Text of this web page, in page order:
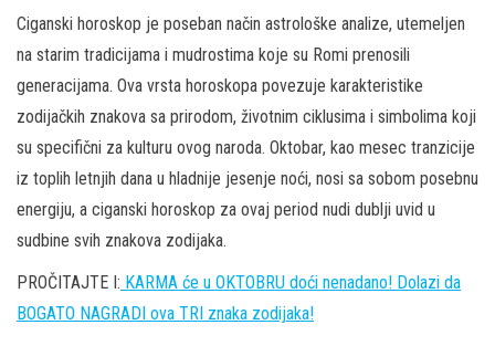
Ciganski horoskop je poseban način astrološke analize, utemeljen
na starim tradicijama i mudrostima koje su Romi prenosili
generacijama. Ova vrsta horoskopa povezuje karakteristike
zodijačkih znakova sa prirodom, životnim ciklusima i simbolima koji
su specifični za kulturu ovog naroda. Oktobar, kao mesec tranzicije
iz toplih letnjih dana u hladnije jesenje noći, nosi sa sobom posebnu
energiju, a ciganski horoskop za ovaj period nudi dublji uvid u
sudbine svih znakova zodijaka.
PROČITAJTE I: KARMA će u OKTOBRU doći nenadano! Dolazi da
BOGATO NAGRADI ova TRI znaka zodijaka!